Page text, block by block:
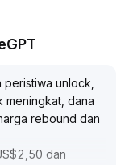
unlock,
meningkat, dana
rebound dan
dan